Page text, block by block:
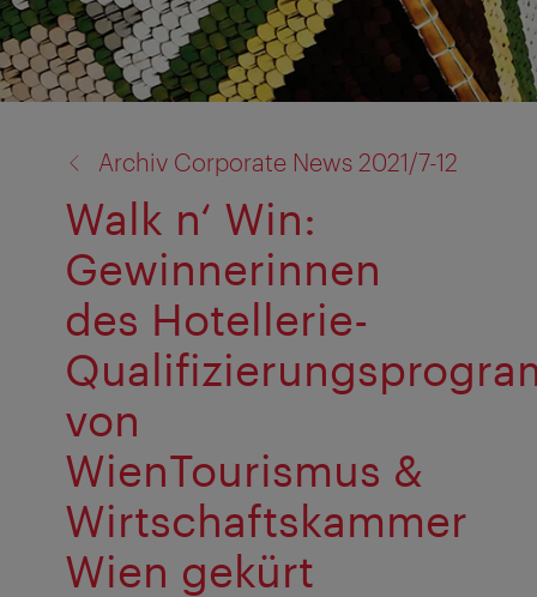
Archiv Corporate News 2021/7-12
Walk n‘ Win:
Gewinnerinnen
des Hotellerie-
von
WienTourismus &
Wirtschaftskammer
Wien gekürt